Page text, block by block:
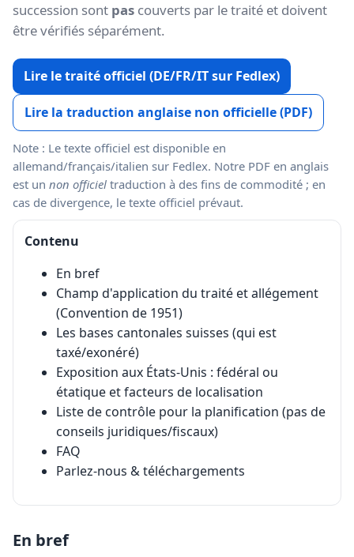
succession sont pas couverts par le traité et doivent
être vérifiés séparément.
Lire le traité officiel (DE/FR/IT sur Fedlex)
Lire la traduction anglaise non officielle (PDF)
Note : Le texte officiel est disponible en
allemand/français/italien sur Fedlex. Notre PDF en anglais
est un non officiel traduction à des fins de commodité ; en
cas de divergence, le texte officiel prévaut.
Contenu
En bref
Champ d'application du traité et allégement
(Convention de 1951)
Les bases cantonales suisses (qui est
taxé/exonéré)
Exposition aux États-Unis : fédéral ou
étatique et facteurs de localisation
Liste de contrôle pour la planification (pas de
conseils juridiques/fiscaux)
FAQ
Parlez-nous & téléchargements
En bref